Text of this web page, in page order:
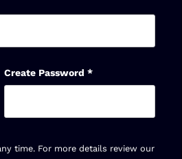
Create Password *
time. For more details review our